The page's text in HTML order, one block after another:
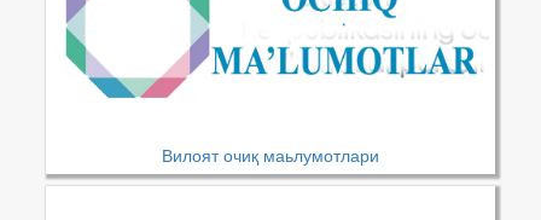
Вилоят очиқ маьлумотлари